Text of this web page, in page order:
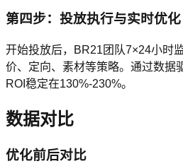
第四步：投放执行与实时优化
开始投放后，BR21团队7×24小时
价、定向、素材等策略。通过数据
ROI稳定在130%-230%。
数据对比
优化前后对比